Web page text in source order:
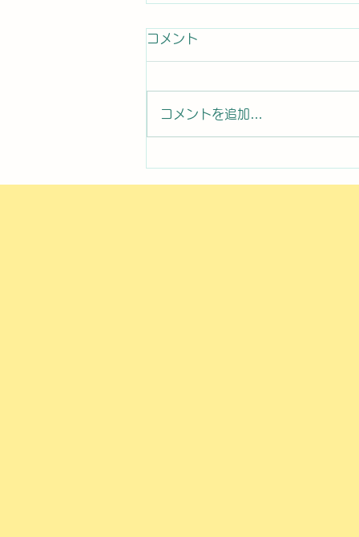
2026年8月7日曜日「のぼか
コメント
コメントを追加…